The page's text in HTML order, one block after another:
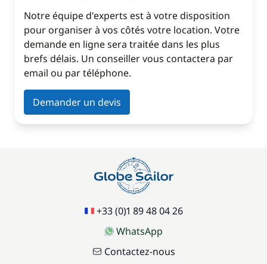
Notre équipe d'experts est à votre disposition
pour organiser à vos côtés votre location. Votre
demande en ligne sera traitée dans les plus
brefs délais. Un conseiller vous contactera par
email ou par téléphone.
Demander un devis
+33 (0)1 89 48 04 26
WhatsApp
Contactez-nous